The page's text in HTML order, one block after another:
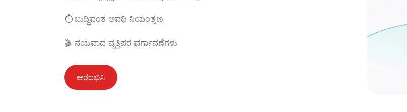
⏱️	ಬುದ್ಧಿವಂತ ಅವಧಿ ನಿಯಂತ್ರಣ
🎬	ನಯವಾದ ವೃತ್ತಿಪರ ವರ್ಗಾವಣೆಗಳು
ಆರಂಭಿಸಿ